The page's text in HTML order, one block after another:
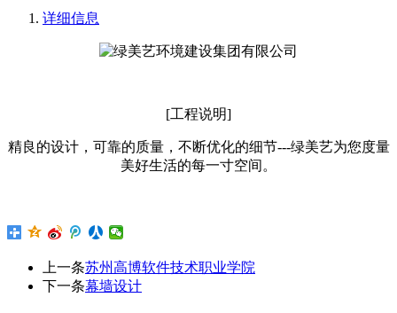
详细信息
[工程说明]
精良的设计，可靠的质量，不断优化的细节---绿美艺为您度量
美好生活的每一寸空间。
上一条苏州高博软件技术职业学院
下一条幕墙设计